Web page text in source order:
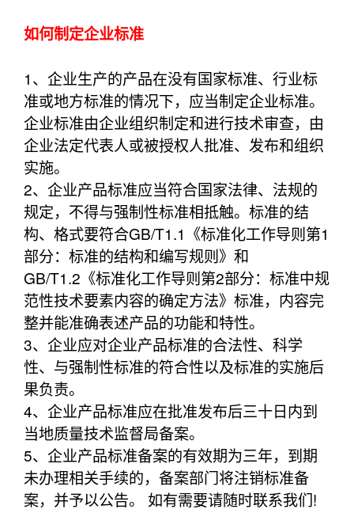
如何制定企业标准
1、企业生产的产品在没有国家标准、行业标
准或地方标准的情况下，应当制定企业标准。
企业标准由企业组织制定和进行技术审查，由
企业法定代表人或被授权人批准、发布和组织
实施。
2、企业产品标准应当符合国家法律、法规的
规定，不得与强制性标准相抵触。标准的结
构、格式要符合GB/T1.1《标准化工作导则第1
部分：标准的结构和编写规则》和
GB/T1.2《标准化工作导则第2部分：标准中规
范性技术要素内容的确定方法》标准，内容完
整并能准确表述产品的功能和特性。
3、企业应对企业产品标准的合法性、科学
性、与强制性标准的符合性以及标准的实施后
果负责。
4、企业产品标准应在批准发布后三十日内到
当地质量技术监督局备案。
5、企业产品标准备案的有效期为三年，到期
未办理相关手续的，备案部门将注销标准备
案，并予以公告。 如有需要请随时联系我们!